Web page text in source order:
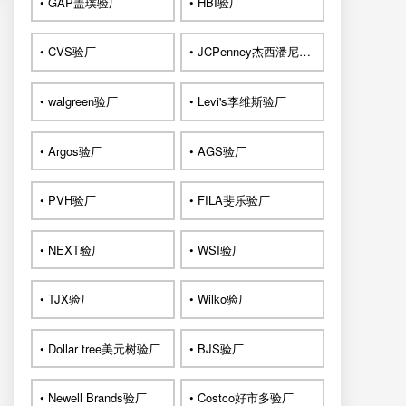
• CVS验厂 • JCPenney杰西潘尼验厂
• walgreen验厂 • Levi's李维斯验厂
• Argos验厂 • AGS验厂
• PVH验厂 • FILA斐乐验厂
• NEXT验厂 • WSI验厂
• TJX验厂 • Wilko验厂
• Dollar tree美元树验厂 • BJS验厂
• Newell Brands验厂 • Costco好市多验厂